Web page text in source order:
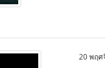
20 พฤศ